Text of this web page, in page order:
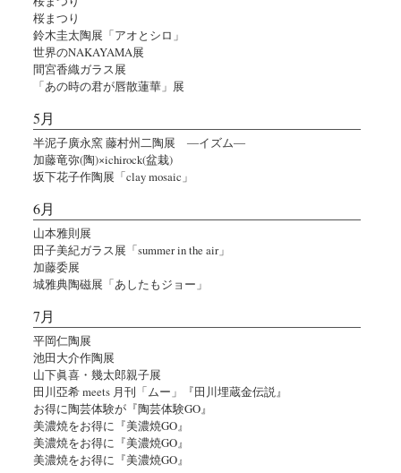
桜まつり
鈴木圭太陶展「アオとシロ」
世界のNAKAYAMA展
間宮香織ガラス展
「あの時の君が唇散蓮華」展
5月
半泥子廣永窯 藤村州二陶展 ―イズム―
加藤竜弥(陶)×ichirock(盆栽)
坂下花子作陶展「clay mosaic」
6月
山本雅則展
田子美紀ガラス展「summer in the air」
加藤委展
城雅典陶磁展「あしたもジョー」
7月
平岡仁陶展
池田大介作陶展
山下眞喜・幾太郎親子展
田川亞希 meets 月刊「ムー」『田川埋蔵金伝説』
お得に陶芸体験が『陶芸体験GO』
美濃焼をお得に『美濃焼GO』
美濃焼をお得に『美濃焼GO』
美濃焼をお得に『美濃焼GO』